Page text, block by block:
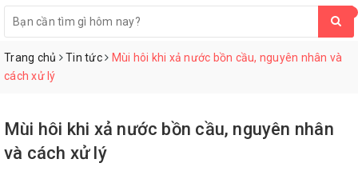
Trang chủ Tin tức
Mùi hôi khi xả nước bồn cầu, nguyên nhân và
cách xử lý
Mùi hôi khi xả nước bồn cầu, nguyên nhân
và cách xử lý